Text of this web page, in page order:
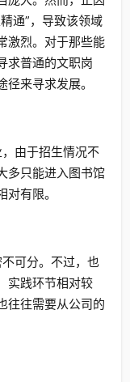
通”，导致该领域
激烈。对于那些能
求普通的文职岗
来寻求发展。
由于招生情况不
多只能进入图书馆
有限。
可分。不过，也
实践环节相对较
往往需要从公司的